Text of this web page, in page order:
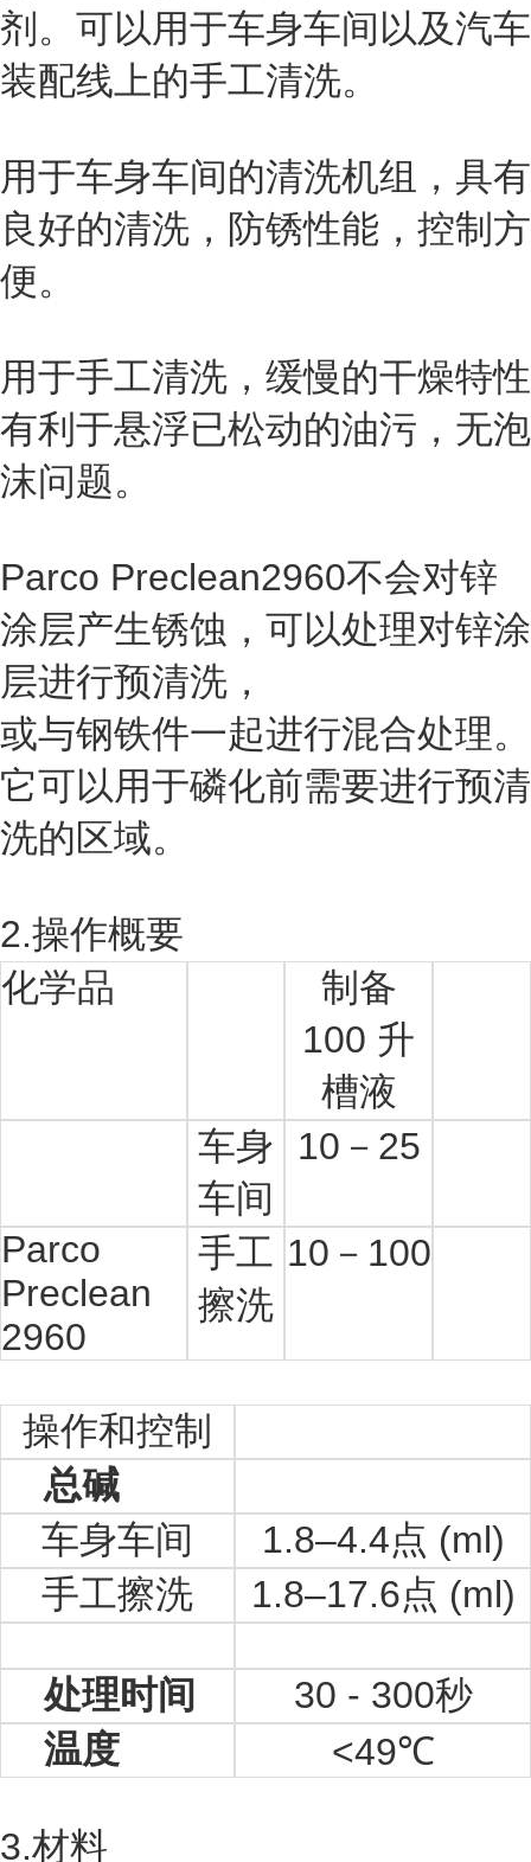
剂。可以用于车身车间以及汽车
装配线上的手工清洗。
用于车身车间的清洗机组，具有
良好的清洗，防锈性能，控制方
便。
用于手工清洗，缓慢的干燥特性
有利于悬浮已松动的油污，无泡
沫问题。
Parco Preclean2960不会对锌
涂层产生锈蚀，可以处理对锌涂
层进行预清洗，
或与钢铁件一起进行混合处理。
它可以用于磷化前需要进行预清
洗的区域。
2.操作概要
化学品
制备
100 升
槽液
车身
车间
10 －25
Parco
Preclean
2960
手工
擦洗
10 －100
操作和控制
总碱
车身车间
1.8–4.4点 (ml)
手工擦洗
1.8–17.6点 (ml)
处理时间 30 - 300秒
温度
<49℃
3.材料